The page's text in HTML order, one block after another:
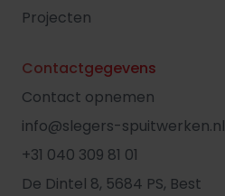
Projecten
Contactgegevens
Contact opnemen
info@slegers-spuitwerken.nl
+31 040 309 81 01
De Dintel 8, 5684 PS, Best